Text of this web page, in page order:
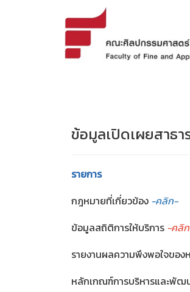
ข้อมูลเปิดเผยสาธา
รายการ
กฎหมายที่เกี่ยวข้อง -คลิก-
ข้อมูลสถิติการให้บริการ -คลิ
รายงานผลความพึงพอใจของ
หลักเกณฑ์การบริหารและพั